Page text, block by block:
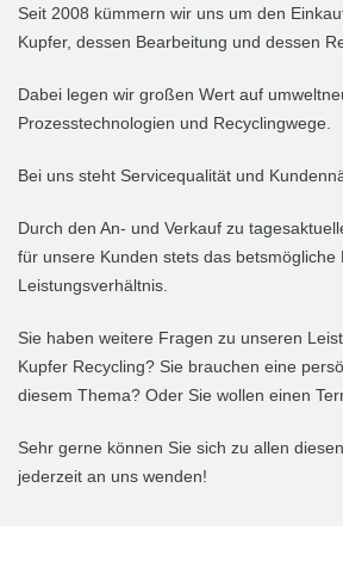
Seit 2008 kümmern wir uns um den
Kupfer, dessen Bearbeitung und dessen
Dabei legen wir großen Wert auf
Prozesstechnologien und Recyclingwege.
Bei uns steht Servicequalität und
Durch den An- und Verkauf zu
für unsere Kunden stets das betsmögliche
Leistungsverhältnis.
Sie haben weitere Fragen zu unseren
Kupfer Recycling? Sie brauchen eine
diesem Thema? Oder Sie wollen einen
Sehr gerne können Sie sich zu allen
jederzeit an uns wenden!